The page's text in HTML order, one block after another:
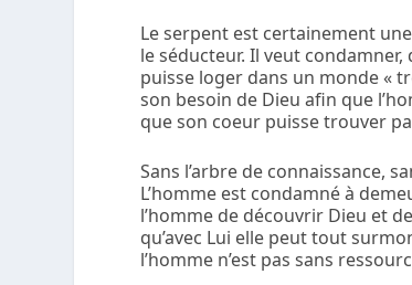
Le serpent est certainement
le séducteur. Il veut
puisse loger dans un monde «
son besoin de Dieu afin que
que son coeur puisse trouver
Sans l’arbre de connaissance,
L’homme est condamné à
l’homme de découvrir Dieu et
qu’avec Lui elle peut tout
l’homme n’est pas sans